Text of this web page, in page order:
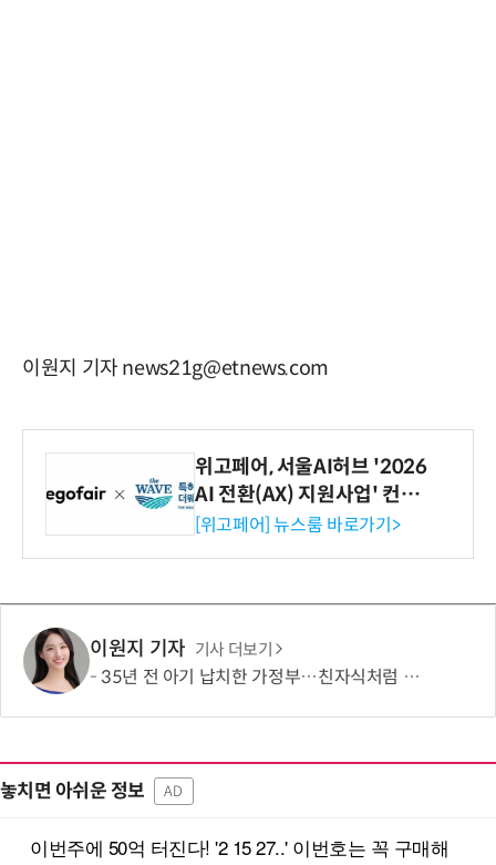
이원지 기자 news21g@etnews.com
위고페어, 서울AI허브 '2026
AI 전환(AX) 지원사업' 컨소
시엄 선정
[위고페어] 뉴스룸 바로가기>
이원지 기자 기사 더보기
35년 전 아기 납치한 가정부…친자식처럼 키워서? '징역 3년' 논란
놓치면 아쉬운 정보 AD